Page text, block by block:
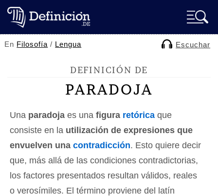
En Filosofía / Lengua Escuchar
DEFINICIÓN DE
PARADOJA
Una paradoja es una figura retórica que
consiste en la utilización de expresiones que
envuelven una contradicción. Esto quiere decir
que, más allá de las condiciones contradictorias,
los factores presentados resultan válidos, reales
o verosímiles. El término proviene del latín